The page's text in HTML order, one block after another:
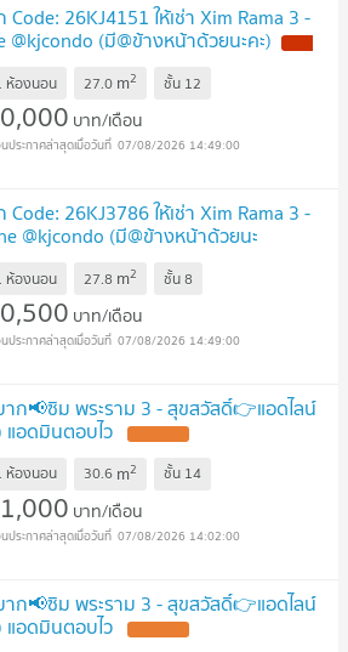
26KJ4151 ให้เช่า Xim Rama 3 -
@kjcondo (มี@ข้างหน้าด้วยนะคะ)
ห้องนอน 27.0 m2 ชั้น 12
บาท/เดือน
07/08/2026 14:49:00
26KJ3786 ให้เช่า Xim Rama 3 -
@kjcondo (มี@ข้างหน้าด้วยนะ
ห้องนอน 27.8 m2 ชั้น8
บาท/เดือน
07/08/2026 14:49:00
าก📢ซิม พระราม 3 - สุขสวัสดิ์👉แอดไลน์
แอดมินตอบไว
ห้องนอน 30.6 m2 ชั้น 14
บาท/เดือน
07/08/2026 14:02:00
าก📢ซิม พระราม 3 - สุขสวัสดิ์👉แอดไลน์
แอดมินตอบไว